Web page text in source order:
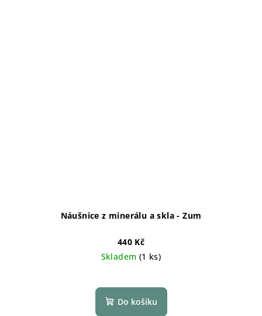
Náušnice z minerálu a skla - Zum
440 Kč
Skladem (1 ks)
Do košíku